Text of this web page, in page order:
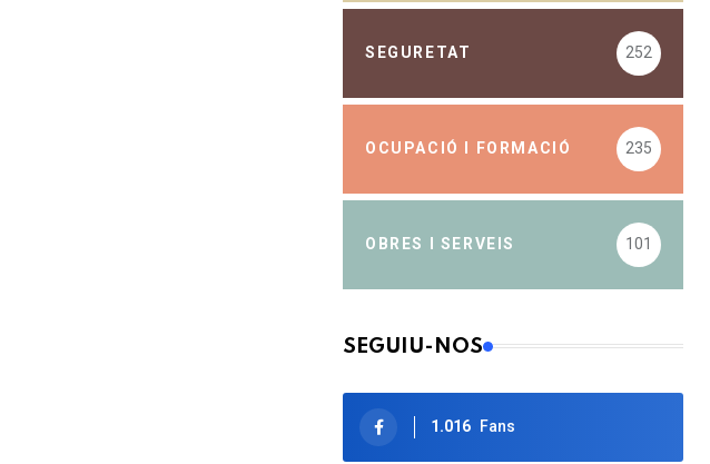
SEGURETAT 252
OCUPACIÓ I FORMACIÓ 235
OBRES I SERVEIS 101
SEGUIU-NOS
1.016 Fans